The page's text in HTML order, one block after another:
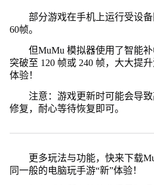
部分游戏在手机上运行受设
60帧。
但MuMu 模拟器使用了智能
突破至 120 帧或 240 帧，大大提
体验！
注意：游戏更新时可能会导
修复，耐心等待恢复即可。
更多玩法与功能，快来下载
同一般的电脑玩手游“新”体验！